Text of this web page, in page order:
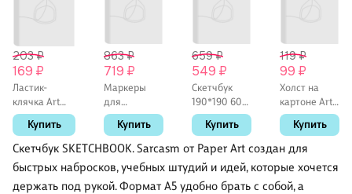
Скетчбук SKETCHBOOK. Sarcasm от Paper Art создан для
быстрых набросков, учебных штудий и идей, которые хочется
держать под рукой. Формат А5 удобно брать с собой, а
203 ₽
169 ₽
Ластик-
клячка Art
idea,
художественный,
для
карандашей,
угля, пастели
Купить
863 ₽
719 ₽
Маркеры
для
скетчинга 12
цветов
"Emotion",
(пулевидный
1 мм/
Купить
659 ₽
549 ₽
Скетчбук
190*190 60л
"ART
CLASSIC"
черный,
160г/м2,
белая
бумага,
Купить
119 ₽
99 ₽
Холст на
картоне Art
idea,
грунтованый,
10 х 15 см
Купить